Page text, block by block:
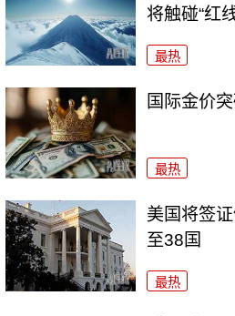
将触碰“红
最热
国际金价
最热
美国将签
至38国
最热